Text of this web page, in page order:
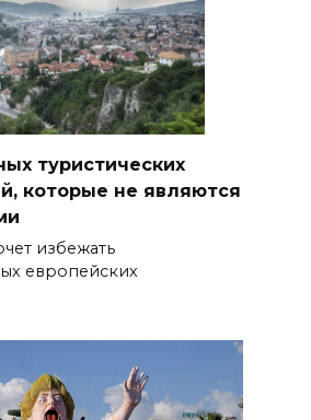
туристических
которые не являются
избежать
европейских